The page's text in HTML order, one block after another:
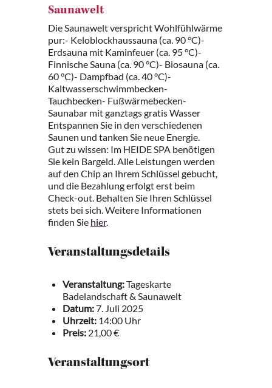
Saunawelt
Die Saunawelt verspricht Wohlfühlwärme
pur:- Keloblockhaussauna (ca. 90 °C)-
Erdsauna mit Kaminfeuer (ca. 95 °C)-
Finnische Sauna (ca. 90 °C)- Biosauna (ca.
60 °C)- Dampfbad (ca. 40 °C)-
Kaltwasserschwimmbecken-
Tauchbecken- Fußwärmebecken-
Saunabar mit ganztags gratis Wasser
Entspannen Sie in den verschiedenen
Saunen und tanken Sie neue Energie.
Gut zu wissen: Im HEIDE SPA benötigen
Sie kein Bargeld. Alle Leistungen werden
auf den Chip an Ihrem Schlüssel gebucht,
und die Bezahlung erfolgt erst beim
Check-out. Behalten Sie Ihren Schlüssel
stets bei sich. Weitere Informationen
finden Sie hier.
Veranstaltungsdetails
Veranstaltung:Tageskarte
Badelandschaft & Saunawelt
Datum:7. Juli 2025
Uhrzeit: 14:00 Uhr
Preis: 21,00 €
Veranstaltungsort